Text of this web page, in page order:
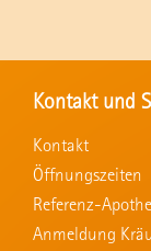
Kontakt und
Kontakt
Öffnungszeiten
Referenz-
Anmeldung